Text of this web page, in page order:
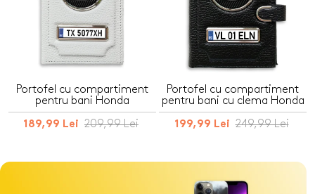
Portofel cu compartiment
pentru bani Honda
189,99 Lei 209,99 Lei
Portofel cu compartiment
pentru bani cu clema Honda
199,99 Lei 249,99 Lei